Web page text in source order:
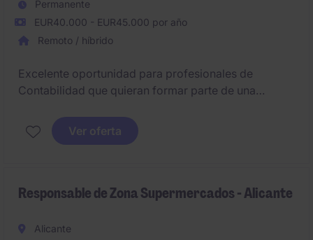
Permanente
EUR40.000 - EUR45.000 por año
Remoto / híbrido
Excelente oportunidad para profesionales de
Contabilidad que quieran formar parte de una
con más de 3 años de experiencia, capacidad de
gestión autónoma y experiencia trabajando con
Ver oferta
Responsable de Zona Supermercados - Alicante
Alicante